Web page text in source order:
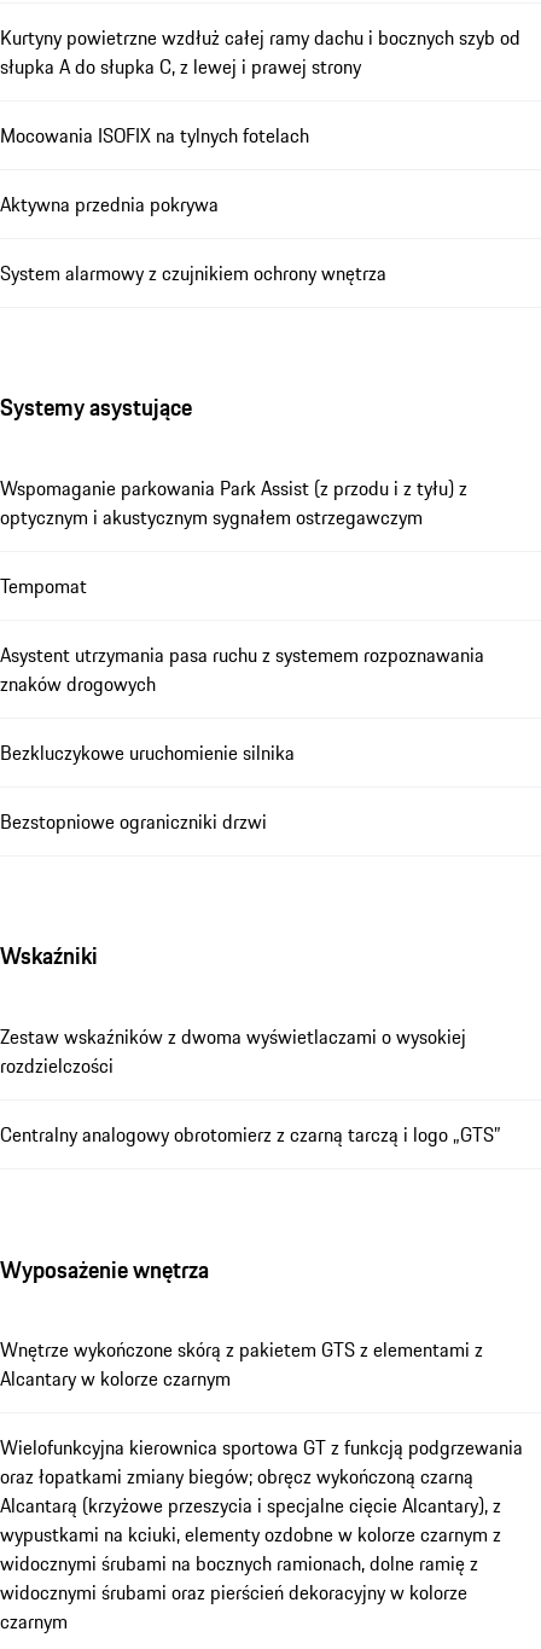
Kurtyny powietrzne wzdłuż całej ramy dachu i bocznych szyb od
słupka A do słupka C, z lewej i prawej strony
Mocowania ISOFIX na tylnych fotelach
Aktywna przednia pokrywa
System alarmowy z czujnikiem ochrony wnętrza
Systemy asystujące
Wspomaganie parkowania Park Assist (z przodu i z tyłu) z
optycznym i akustycznym sygnałem ostrzegawczym
Tempomat
Asystent utrzymania pasa ruchu z systemem rozpoznawania
znaków drogowych
Bezkluczykowe uruchomienie silnika
Bezstopniowe ograniczniki drzwi
Wskaźniki
Zestaw wskaźników z dwoma wyświetlaczami o wysokiej
rozdzielczości
Centralny analogowy obrotomierz z czarną tarczą i logo „GTS”
Wyposażenie wnętrza
Wnętrze wykończone skórą z pakietem GTS z elementami z
Alcantary w kolorze czarnym
Wielofunkcyjna kierownica sportowa GT z funkcją podgrzewania
oraz łopatkami zmiany biegów; obręcz wykończoną czarną
Alcantarą (krzyżowe przeszycia i specjalne cięcie Alcantary), z
wypustkami na kciuki, elementy ozdobne w kolorze czarnym z
widocznymi śrubami na bocznych ramionach, dolne ramię z
widocznymi śrubami oraz pierścień dekoracyjny w kolorze
czarnym